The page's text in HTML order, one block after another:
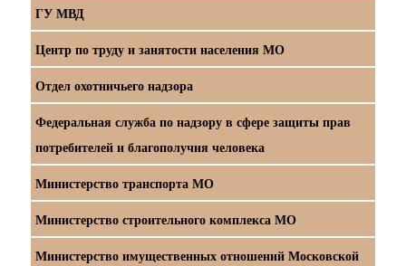
ГУ МВД
Центр по труду и занятости населения МО
Отдел охотничьего надзора
Федеральная служба по надзору в сфере защиты прав
потребителей и благополучия человека
Министерство транспорта МО
Министерство строительного комплекса МО
Министерство имущественных отношений Московской